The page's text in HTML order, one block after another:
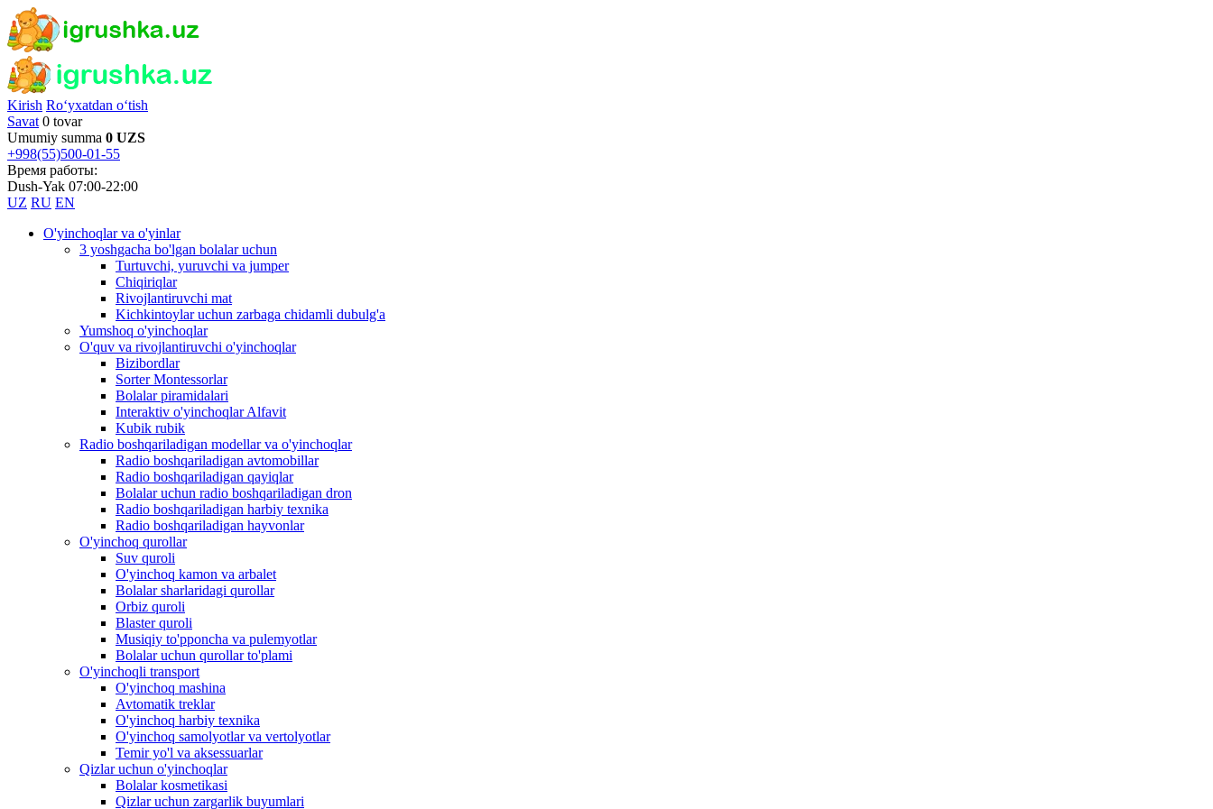
Kirish Ro‘yxatdan o‘tish
Savat 0 tovar
Umumiy summa 0 UZS
+998(55)500-01-55
Время работы:
Dush-Yak 07:00-22:00
UZ RU EN
O'yinchoqlar va o'yinlar
3 yoshgacha bo'lgan bolalar uchun
Turtuvchi, yuruvchi va jumper
Chiqiriqlar
Rivojlantiruvchi mat
Kichkintoylar uchun zarbaga chidamli dubulg'a
Yumshoq o'yinchoqlar
O'quv va rivojlantiruvchi o'yinchoqlar
Bizibordlar
Sorter Montessorlar
Bolalar piramidalari
Interaktiv o'yinchoqlar Alfavit
Kubik rubik
Radio boshqariladigan modellar va o'yinchoqlar
Radio boshqariladigan avtomobillar
Radio boshqariladigan qayiqlar
Bolalar uchun radio boshqariladigan dron
Radio boshqariladigan harbiy texnika
Radio boshqariladigan hayvonlar
O'yinchoq qurollar
Suv quroli
O'yinchoq kamon va arbalet
Bolalar sharlaridagi qurollar
Orbiz quroli
Blaster quroli
Musiqiy to'pponcha va pulemyotlar
Bolalar uchun qurollar to'plami
O'yinchoqli transport
O'yinchoq mashina
Avtomatik treklar
O'yinchoq harbiy texnika
O'yinchoq samolyotlar va vertolyotlar
Temir yo'l va aksessuarlar
Qizlar uchun o'yinchoqlar
Bolalar kosmetikasi
Qizlar uchun zargarlik buyumlari